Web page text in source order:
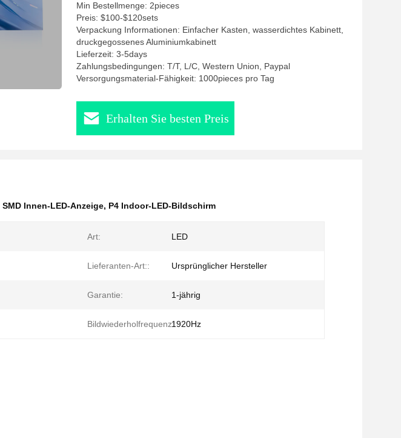
Min Bestellmenge: 2pieces
Preis: $100-$120sets
Verpackung Informationen: Einfacher Kasten, wasserdichtes Kabinett,
druckgegossenes Aluminiumkabinett
Lieferzeit: 3-5days
Zahlungsbedingungen: T/T, L/C, Western Union, Paypal
Versorgungsmaterial-Fähigkeit: 1000pieces pro Tag
Erhalten Sie besten Preis
SMD Innen-LED-Anzeige, P4 Indoor-LED-Bildschirm
Art: LED
Lieferanten-Art:: Ursprünglicher Hersteller
Garantie: 1-jährig
Bildwiederholfrequenz:1920Hz